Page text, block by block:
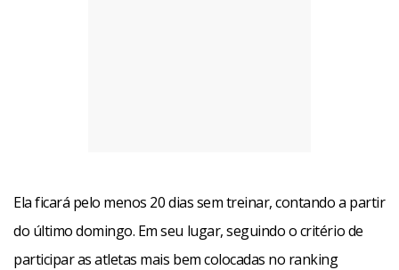
Ela ficará pelo menos 20 dias sem treinar, contando a partir
do último domingo. Em seu lugar, seguindo o critério de
participar as atletas mais bem colocadas no ranking